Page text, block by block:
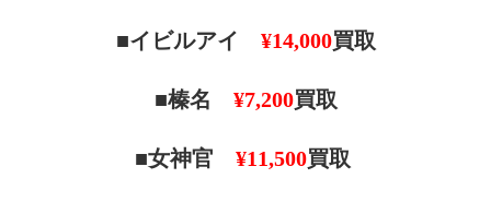
■イビルアイ ¥14,000買取
■榛名 ¥7,200買取
■女神官 ¥11,500買取